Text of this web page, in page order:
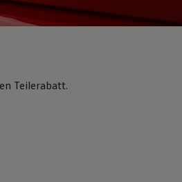
Teilerabatt.